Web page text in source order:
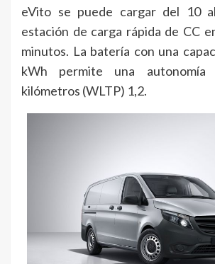
eVito se puede cargar del 10
estación de carga rápida de CC
minutos. La batería con una
kWh permite una
kilómetros (WLTP) 1,2.